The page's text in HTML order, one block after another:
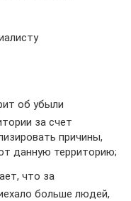
об убыли
за счет
причины,
данную территорию;
что за
больше людей,